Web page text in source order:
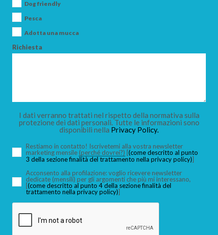
Dog friendly
Pesca
Adotta una mucca
Richiesta
I dati verranno trattati nel rispetto della normativa sulla
protezione dei dati personali. Tutte le informazioni sono
disponibili nella Privacy Policy.
Restiamo in contatto! Iscrivetemi alla vostra newsletter
marketing mensile (perché dovrei?) [(come descritto al punto
3 della sezione finalità del trattamento nella privacy policy)]
Acconsento alla profilazione: voglio ricevere newsletter
dedicate (mensili) per gli argomenti che più mi interessano,
[(come descritto al punto 4 della sezione finalità del
trattamento nella privacy policy)]